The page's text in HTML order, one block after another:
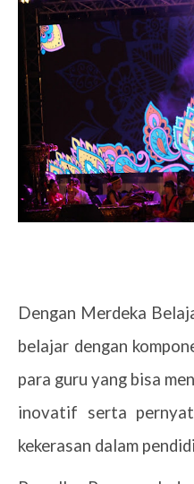
Dengan Merdeka
belajar dengan
para guru yang bisa
inovatif serta
kekerasan dalam